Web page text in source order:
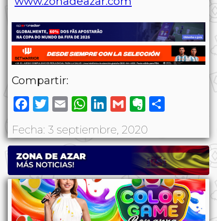
Compartir:
Facebook
Twitter
EmailWhatsApp
LinkedIn
GmailEvernote
Fecha: 3 septiembre, 2020